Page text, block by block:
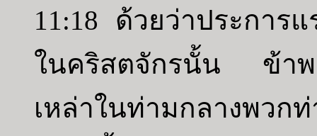
11:18 ด้วยว่าประการ
ในคริสตจักรนั้น ข้าพ
เหล่าในท่ามกลางพวก